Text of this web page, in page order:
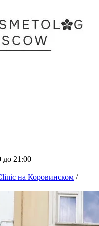
до 21:00
на Коровинском /